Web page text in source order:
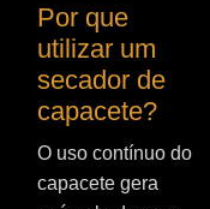
Por que
utilizar um
secador de
capacete?
O uso contínuo do
capacete gera